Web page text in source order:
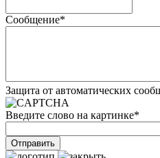
Сообщение*
Защита от автоматических
Введите слово на картинке*